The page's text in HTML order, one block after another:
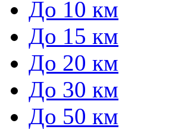
До 10 км
До 15 км
До 20 км
До 30 км
До 50 км